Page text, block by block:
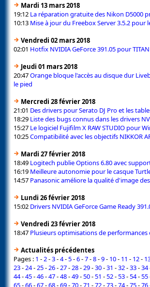
Mardi 13 mars 2018
19:12 La réparation gratuite des Nikon D5000
10:13 Mise à jour du Freebox Server 3.5.2 pour
Vendredi 02 mars 2018
02:01 Hotfix NVIDIA GeForce 391.05 pour
Jeudi 01 mars 2018
20:47Orange bloque l'accès au disque dur
le pied
Mercredi 28 février 2018
21:01 Des drivers pour Serato DJ Pro et les
18:29 Liste des bugs connus dans les drivers
15:27 Le logiciel Fujifilm X RAW STUDIO pour
10:25Compatibilité avec les objectifs NIKKOR
Mardi 27 février 2018
18:49 Logitech publie Options 6.80 avec
16:19 Meilleure autonomie pour le casque
14:57 Panasonic améliore la qualité d'image des
Lundi 26 février 2018
15:02 Drivers NVIDIA GeForce Game Ready
Vendredi 23 février 2018
18:47 Plusieurs optimisations de performances
Actualités précédentes
Pages : 1 - 2-3-4-5-6-7-8-9- 10- 11 - 12-
23- 24- 25- 26- 27- 28- 29-30-31 -32-33-34
44-45-46-47-48-49-50-51 -52-53-54-55
65-66-67-68-69-70-71 -72-73-74-75-76